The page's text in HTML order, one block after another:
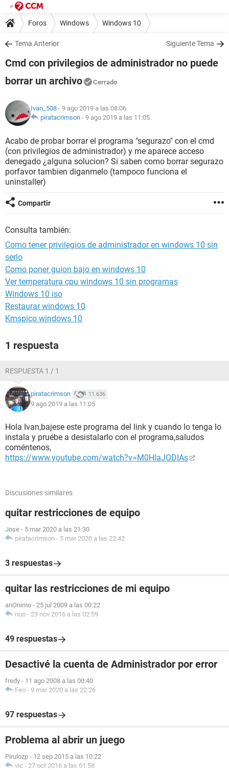
Foros Windows Windows 10
Tema Anterior Siguiente Tema
Cmd con privilegios de administrador no puede
borrar un archivo
Cerrado
Ivan_508 - 9 ago 2019 a las 08:06
piratacrimson - 9 ago 2019 a las 11:05
Acabo de probar borrar el programa "segurazo" con el cmd
(con privilegios de administrador) y me aparece acceso
denegado ¿alguna solucion? Si saben como borrar segurazo
porfavor tambien diganmelo (tampoco funciona el
uninstaller)
Compartir
Consulta también:
Como tener privilegios de administrador en windows 10 sin
serlo
Como poner guion bajo en windows 10
Ver temperatura cpu windows 10 sin programas
Windows 10 iso
Restaurar windows 10
Kmspico windows 10
1 respuesta
RESPUESTA 1 / 1
piratacrimson 11.636
9 ago 2019 a las 11:05
Hola Ivan,bajese este programa del link y cuando lo tenga lo
instala y pruébe a desistalarlo con el programa,saludos
coméntenos,
https://www.youtube.com/watch?v=M0HIaJODIAs
Discusiones similares
quitar restricciones de equipo
Jose - 5 mar 2020 a las 21:30
piratacrimson - 5 mar 2020 a las 22:42
3 respuestas
quitar las restricciones de mi equipo
anOnimo - 25 jul 2009 a las 00:22
nuo - 23 nov 2016 a las 02:59
49 respuestas
Desactivé la cuenta de Administrador por error
fredy - 11 ago 2008 a las 00:40
Feo - 9 mar 2020 a las 22:26
97 respuestas
Problema al abrir un juego
Pirulozp - 12 sep 2015 a las 10:22
vic - 27 oct 2016 a las 01:58